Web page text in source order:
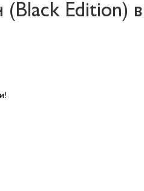
Edition) в